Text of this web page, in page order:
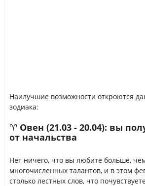
Наилучшие возможности откроются
зодиака:
♈ Овен (21.03 - 20.04): вы
от начальства
Нет ничего, что вы любите больше,
многочисленных талантов, и в этом
столько лестных слов, что